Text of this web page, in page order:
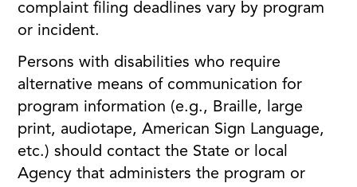
complaint filing deadlines vary by program
or incident.
Persons with disabilities who require
alternative means of communication for
program information (e.g., Braille, large
print, audiotape, American Sign Language,
etc.) should contact the State or local
Agency that administers the program or